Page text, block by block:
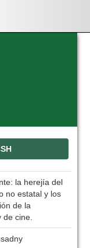
la herejía del
no estatal y los
de la
cine.